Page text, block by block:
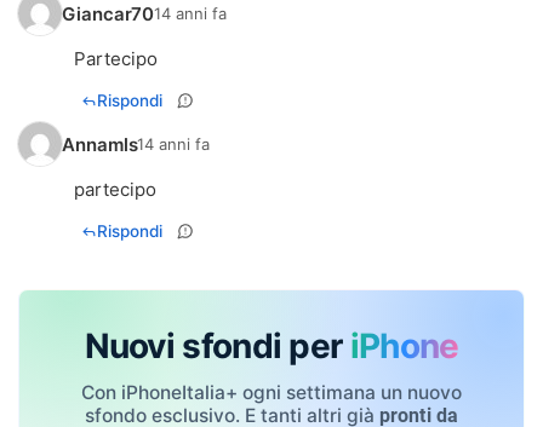
Giancar7014 anni fa
Partecipo
Rispondi
Annamls14 anni fa
partecipo
Rispondi
Nuovi sfondi per iPhone
Con iPhoneItalia+ ogni settimana un nuovo
sfondo esclusivo. E tanti altri già pronti da